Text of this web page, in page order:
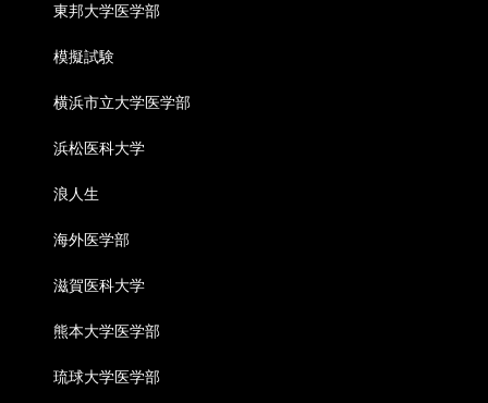
東邦大学医学部
模擬試験
横浜市立大学医学部
浜松医科大学
浪人生
海外医学部
滋賀医科大学
熊本大学医学部
琉球大学医学部